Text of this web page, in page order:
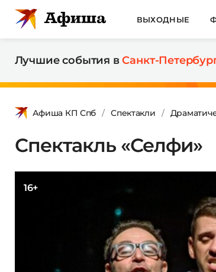
ВЫХОДНЫЕ
Лучшие события вСанкт-
Афиша КП Спб Спектакли
Спектакль «Селфи»
16+